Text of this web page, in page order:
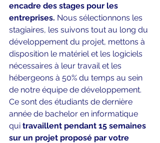
encadre des stages pour les
entreprises. Nous sélectionnons les
stagiaires, les suivons tout au long du
développement du projet, mettons à
disposition le matériel et les logiciels
nécessaires à leur travail et les
hébergeons à 50% du temps au sein
de notre équipe de développement.
Ce sont des étudiants de dernière
année de bachelor en informatique
qui travaillent pendant 15 semaines
sur un projet proposé par votre